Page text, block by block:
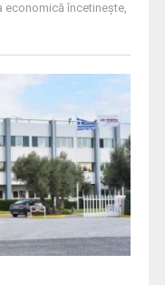
economică încetinește,